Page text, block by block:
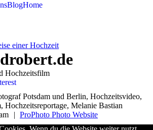
BlogHome
einer Hochzeit
Hochzeitsfilm
Potsdam und Berlin, Hochzeitsvideo,
Hochzeitsreportage, Melanie Bastian
| ProPhoto Photo Website